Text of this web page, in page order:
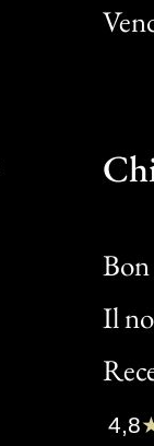
Il
Bon
Clic
4,8